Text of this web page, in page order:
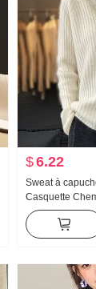
$6.22
Sweat à
Casquette
Détente Laine
capuche Pull